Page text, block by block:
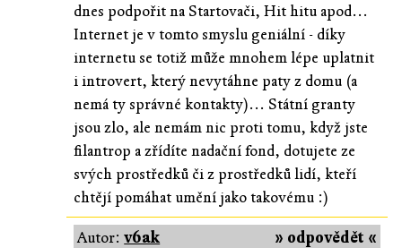
dnes podpořit na Startovači, Hit hitu apod...
Internet je v tomto smyslu geniální - díky
internetu se totiž může mnohem lépe uplatnit
i introvert, který nevytáhne paty z domu (a
nemá ty správné kontakty)... Státní granty
jsou zlo, ale nemám nic proti tomu, když jste
filantrop a zřídíte nadační fond, dotujete ze
svých prostředků či z prostředků lidí, kteří
chtějí pomáhat umění jako takovému :)
» odpovědět «
Autor:v6ak